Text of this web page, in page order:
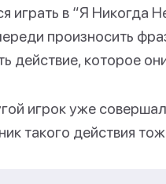
играть в “Я Никогда
произносить
действие, которое
игрок уже
такого действия